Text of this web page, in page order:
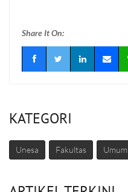
Share It On:
KATEGORI
Unesa Fakultas Umum